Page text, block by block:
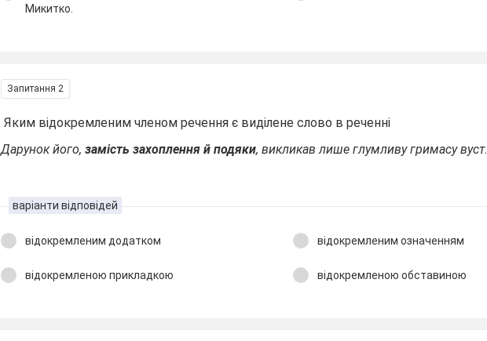
Микитко.
Запитання 2
Яким відокремленим членом речення є виділене слово в реченні
Дарунок його,замість захоплення й подяки, викликав лише глумливу гримасу вуст.
варіанти відповідей
відокремленим додатком відокремленим означенням
відокремленою прикладкою відокремленою обставиною